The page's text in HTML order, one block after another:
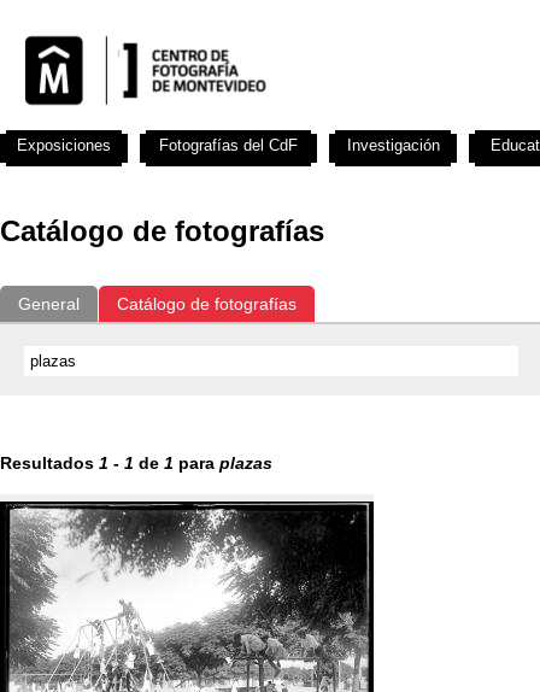
Catálogo de fotografías
General Catálogo de fotografías
Resultados 1 - 1 de 1 para plazas
Exposiciones Fotografías del CdF Investigación